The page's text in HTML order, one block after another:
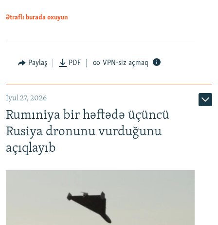
Ətraflı burada oxuyun
Paylaş PDF VPN-siz açmaq
İyul 27, 2026
Rumıniya bir həftədə üçüncü
Rusiya dronunu vurduğunu
açıqlayıb